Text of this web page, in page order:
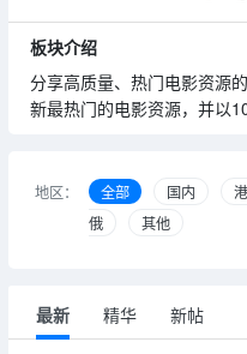
板块介绍
分享高质量、热门电影资源
新最热门的电影资源，并以
地区： 全部 国内
俄
其他
最新 精华 新帖